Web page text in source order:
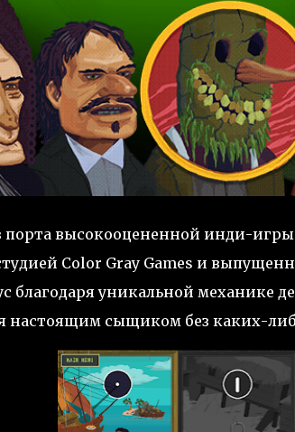
порта высокооцененной инди-
Color Gray Games и
благодаря уникальной механике
настоящим сыщиком без каких-